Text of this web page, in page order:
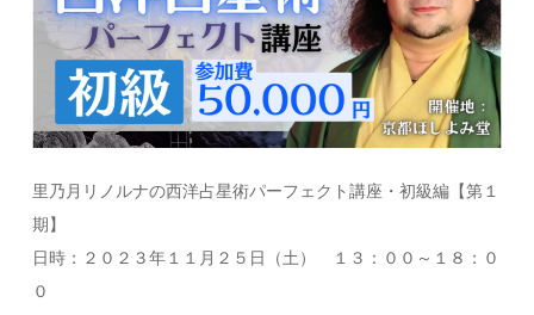
里乃月リノルナの西洋占星術パーフェクト講座・初級編【第１
期】
日時：２０２３年１１月２５日（土） １３：００～１８：０
０